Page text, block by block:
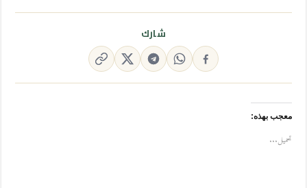
شارك
معجب بهذه:
تحميل...